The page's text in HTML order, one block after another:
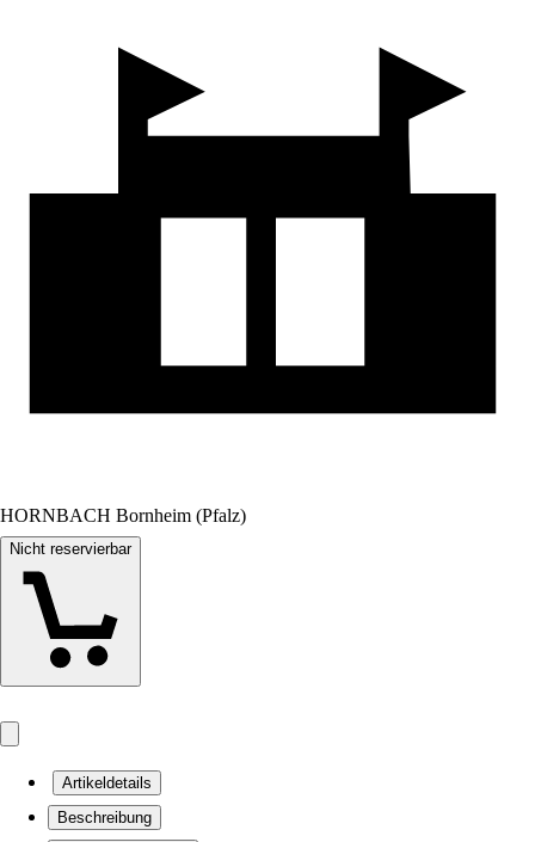
HORNBACH Bornheim (Pfalz)
Nicht reservierbar
Artikeldetails
Beschreibung